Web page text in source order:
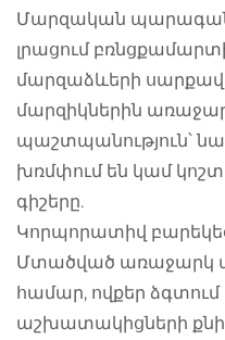
Մարզական
լրացում
մարզաձևերի
մարզիկներին
պաշտպանություն՝
խռմփում են կամ
գիշերը.
Կորպորատիվ
Մտածված առաջարկ
համար, ովքեր ձգտում
աշխատակիցների քնի